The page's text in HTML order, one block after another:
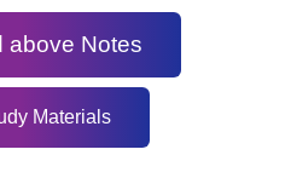
above Notes
Materials